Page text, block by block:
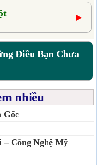
►
Điều Bạn Chưa
nhiều
Gốc
Công Nghệ Mỹ